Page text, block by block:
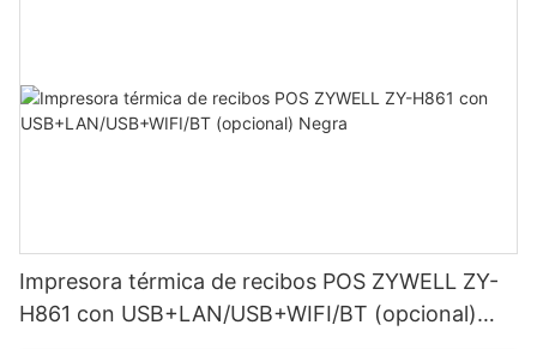
Impresora térmica de recibos POS ZYWELL ZY-
H861 con USB+LAN/USB+WIFI/BT (opcional)